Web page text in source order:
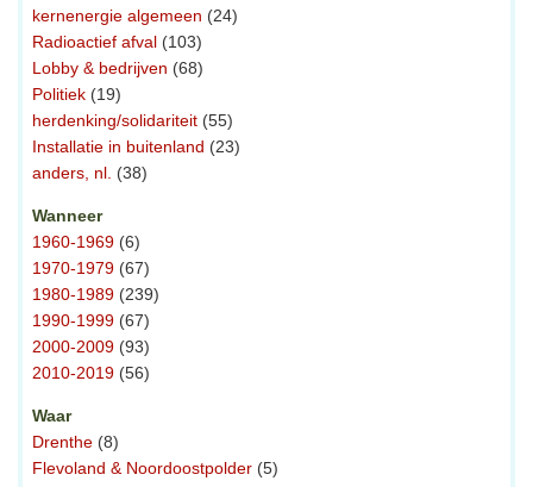
kernenergie algemeen (24)
Radioactief afval (103)
Lobby & bedrijven (68)
Politiek (19)
herdenking/solidariteit (55)
Installatie in buitenland (23)
anders, nl. (38)
Wanneer
1960-1969 (6)
1970-1979 (67)
1980-1989 (239)
1990-1999 (67)
2000-2009 (93)
2010-2019 (56)
Waar
Drenthe (8)
Flevoland & Noordoostpolder (5)